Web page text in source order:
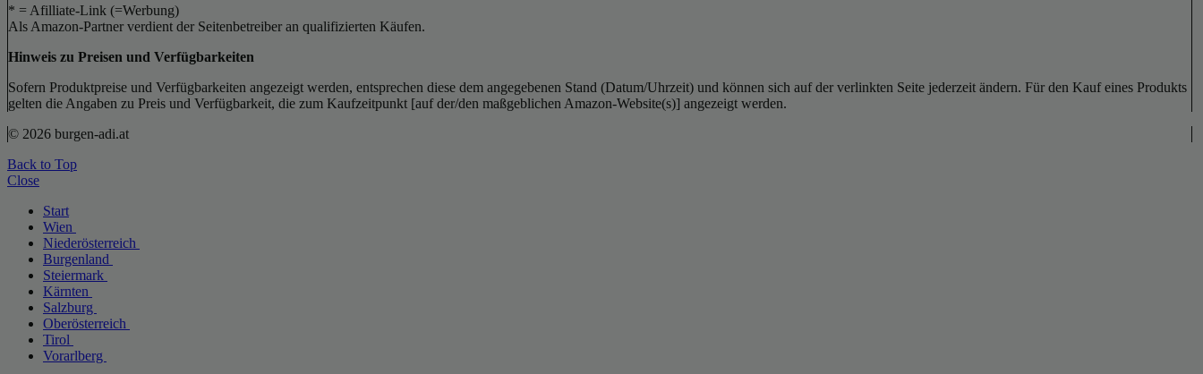
* = Afilliate-Link (=Werbung)
Als Amazon-Partner verdient der Seitenbetreiber an qualifizierten Käufen.
Hinweis zu Preisen und Verfügbarkeiten
Sofern Produktpreise und Verfügbarkeiten angezeigt werden, entsprechen diese dem angegebenen Stand (Datum/Uhrzeit) und können sich auf der verlinkten Seite jederzeit ändern. Für den Kauf eines Produkts
gelten die Angaben zu Preis und Verfügbarkeit, die zum Kaufzeitpunkt [auf der/den maßgeblichen Amazon-Website(s)] angezeigt werden.
© 2026 burgen-adi.at
Back to Top
Close
Start
Wien
Niederösterreich
Burgenland
Steiermark
Kärnten
Salzburg
Oberösterreich
Tirol
Vorarlberg